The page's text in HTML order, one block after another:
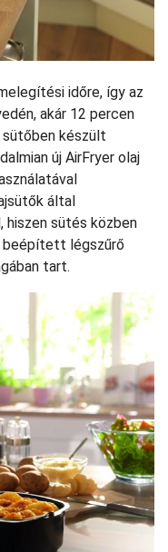
időre, így az
akár 12 percen
készült
új AirFryer olaj
által
sütés közben
beépített légszűrő
tart.